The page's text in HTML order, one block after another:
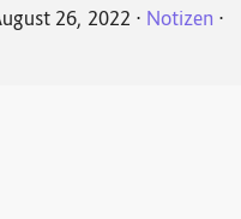
26, 2022 ⋅ Notizen ⋅